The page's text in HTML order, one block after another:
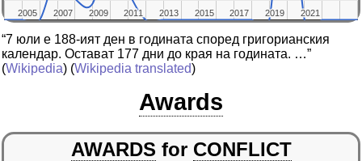
2005
2005 2007
2007 2009
2009 2011
2011 2013
2013 2015
2015 2017
2017 2019
2019 2021
2021
“7 юли е 188-ият ден в годината според григорианския
календар. Остават 177 дни до края на годината. …”
(Wikipedia) (Wikipedia translated)
Awards
AWARDS for CONFLICT